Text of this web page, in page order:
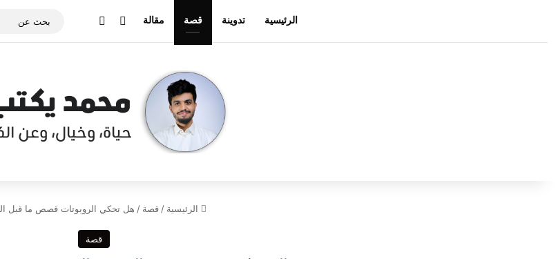
الرئيسية تدوينة قصة مقالة Email
الرئيسية / قصة / هل تحكي الروبوتات قصص ما قبل
قصة